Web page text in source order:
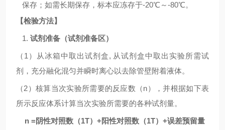
保存；如需长期保存，标本应冻存于-20℃～-80℃。
【检验方法】
1. 试剂准备（试剂准备区）
（ 1 ）从冰箱中取出试剂盒, 从试剂盒中取出实验所需试
剂，充分融化混匀并瞬时离心以去除管壁附着液体。
（2）核算当次实验所需要的反应数（n），并根据如下表
所示反应体系计算当次实验所需要的各种试剂量。
n = 阴性对照数（1T） +阳性对照数（1T） +误差预留量